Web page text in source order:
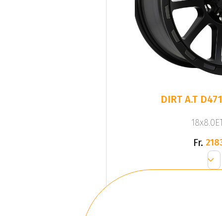
DIRT A.T
Fr.